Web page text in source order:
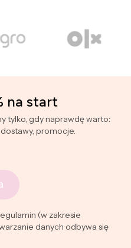
na start
tylko, gdy naprawdę warto:
promocje.
(w zakresie
danych odbywa się